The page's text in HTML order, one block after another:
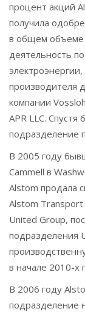
процент акций
получила
в общем объеме
деятельность
производителя
компании
APR LLC.
подразделение
В 2005 году
Cammell в
Alstom продала
Alstom Transport
United Group,
подразделения
в начале 2010-х
В 2006 году
подразделение